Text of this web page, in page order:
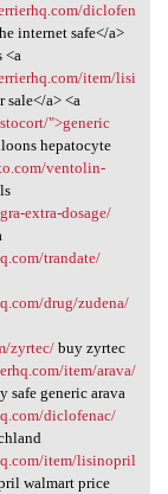
diclofen
internet safe</a>
<a
item/lisi
sale</a> <a
">generic
hepatocyte
ventolin-
extra-dosage/
trandate/
drug/zudena/
zyrtec/buy zyrtec
item/arava/
safe generic arava
diclofenac/
item/lisinopril
walmart price